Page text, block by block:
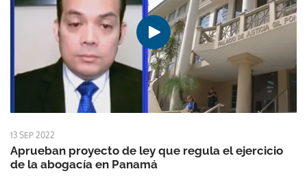
13 SEP 2022
Aprueban proyecto de ley que regula el ejercicio
de la abogacía en Panamá